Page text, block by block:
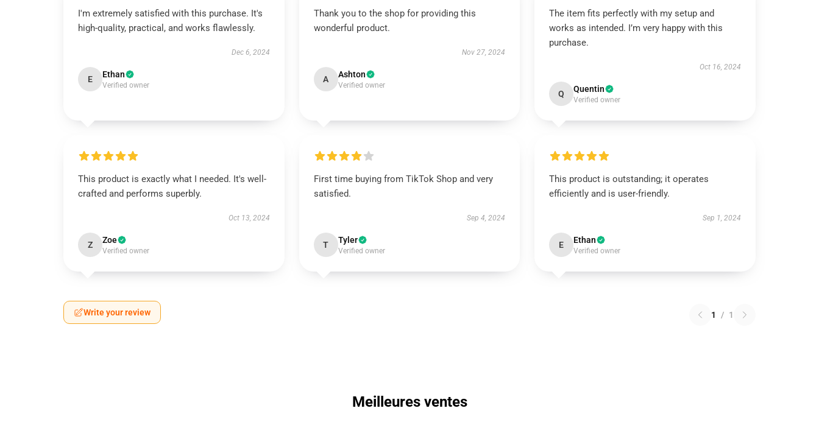
I'm extremely satisfied with this purchase. It's
high-quality, practical, and works flawlessly.
Dec 6, 2024
E Ethan
Verified owner
Thank you to the shop for providing this
wonderful product.
Nov 27, 2024
A Ashton
Verified owner
The item fits perfectly with my setup and
works as intended. I’m very happy with this
purchase.
Oct 16, 2024
Q Quentin
Verified owner
This product is exactly what I needed. It's well-
crafted and performs superbly.
Oct 13, 2024
Z Zoe
Verified owner
First time buying from TikTok Shop and very
satisfied.
Sep 4, 2024
T Tyler
Verified owner
This product is outstanding; it operates
efficiently and is user-friendly.
Sep 1, 2024
E Ethan
Verified owner
Write your review 1 / 1
Meilleures ventes